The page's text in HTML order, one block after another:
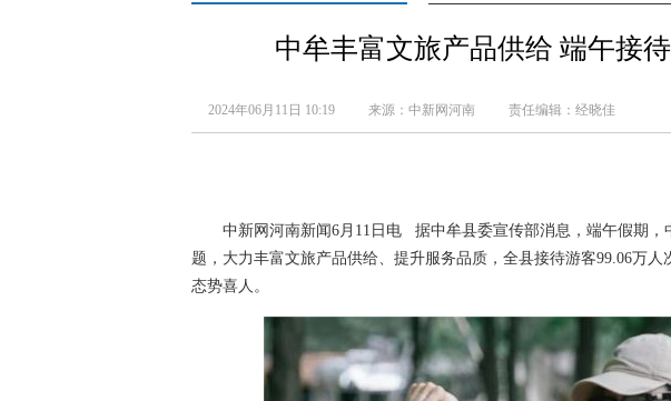
中牟丰富文旅产品供给 端午接
2024年06月11日 10:19 来源：中新网河南 责任编辑：经晓佳
中新网河南新闻6月11日电 据中牟县委宣传部消息，端午假期，
题，大力丰富文旅产品供给、提升服务品质，全县接待游客99.06万人
态势喜人。